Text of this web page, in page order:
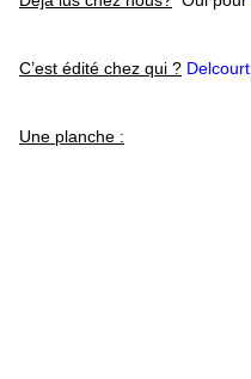
C’est édité chez qui ? Delcourt.
Une planche :